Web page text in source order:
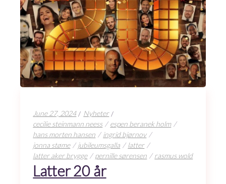
June 27, 2024
Nyheter
cecilie steinmann neess
espen beranek holm
hans morten hansen
ingrid bjørnov
jonna støme
jubileumsgalla
latter
latter aker brygge
pernille sørensen rasmus wold
Latter 20 år